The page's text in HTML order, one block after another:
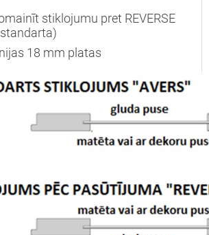
stiklojumu pret REVERSE
standarta)
18 mm platas